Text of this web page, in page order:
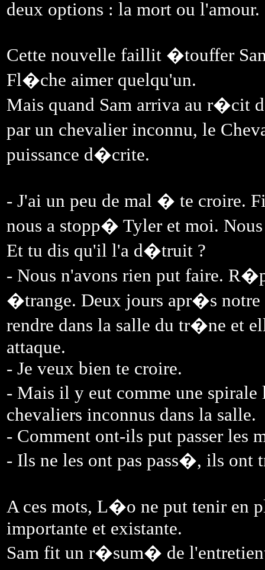
deux options : la mort ou l'amour.
Cette nouvelle faillit �touffer
Fl�che aimer quelqu'un.
Mais quand Sam arriva au r�cit
par un chevalier inconnu, le
puissance d�crite.
- J'ai un peu de mal � te croire.
nous a stopp� Tyler et moi.
Et tu dis qu'il l'a d�truit ?
- Nous n'avons rien put faire.
�trange. Deux jours apr�s
rendre dans la salle du tr�ne et
attaque.
- Je veux bien te croire.
- Mais il y eut comme une
chevaliers inconnus dans la salle.
- Comment ont-ils put passer les
- Ils ne les ont pas pass�, ils ont
A ces mots, L�o ne put tenir en
importante et existante.
Sam fit un r�sum� de